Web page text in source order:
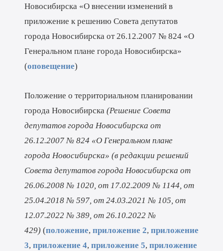
Новосибирска «О внесении изменений в
приложение к решению Совета депутатов
города Новосибирска от 26.12.2007 № 824 «О
Генеральном плане города Новосибирска»
(оповещение)
Положение о территориальном планировании
города Новосибирска (Решение Совета
депутатов города Новосибирска от
26.12.2007 № 824 «О Генеральном плане
города Новосибирска» (в редакции решений
Совета депутатов города Новосибирска от
26.06.2008 № 1020, от 17.02.2009 № 1144, от
25.04.2018 № 597, от 24.03.2021 № 105, от
12.07.2022 № 389, от 26.10.2022 №
429) (положение, приложение 2, приложение
3, приложение 4, приложение 5, приложение